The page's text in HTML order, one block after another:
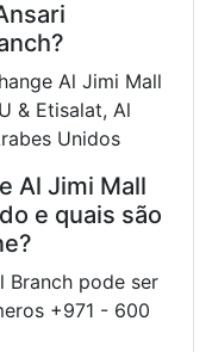
Al Jimi Mall
& Etisalat, Al
Unidos
Al Jimi Mall
e quais são
Branch pode ser
+971 - 600